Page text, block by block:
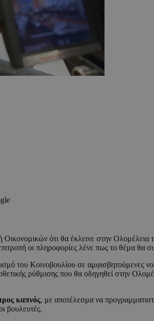
ότι θα έκλεινε στην
οι πληροφορίες λένε πως το θέμα θα
του Κοινοβουλίου σε αμφισβητούμενες
ρύθμισης που θα οδηγηθεί στην
καπνός, με αποτέλεσμα να
βουλευτές.